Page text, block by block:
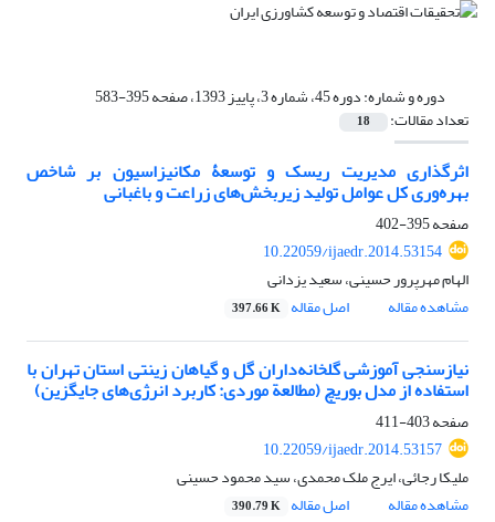
دوره و شماره:دوره 45، شماره 3، پاییز 1393، صفحه 395-583
تعداد مقالات: 18
اثرگذاری مدیریت ریسک و توسعۀ مکانیزاسیون بر شاخص
بهره‌وری کل عوامل تولید زیربخش‌های زراعت و باغبانی
صفحه395-402
10.22059/ijaedr.2014.53154
الهام مهرپرور حسینی، سعید یزدانی
مشاهده مقاله
اصل مقاله 397.66 K
نیازسنجی آموزشی گلخانه‌داران گل و گیاهان زینتی استان تهران با
استفاده از مدل بوریچ (مطالعة موردی: کاربرد انرژی‌های جایگزین)
صفحه403-411
10.22059/ijaedr.2014.53157
ملیکا رجائی، ایرج ملک محمدی، سید محمود حسینی
مشاهده مقاله
اصل مقاله 390.79 K